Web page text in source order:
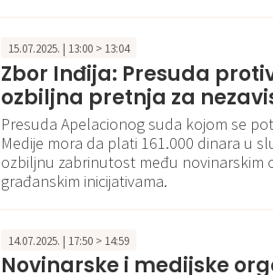
15.07.2025. | 13:00 > 13:04
Zbor Inđija: Presuda
ozbiljna pretnja za
Presuda Apelacionog suda kojom se
Medije mora da plati 161.000 dinara u
ozbiljnu zabrinutost među novinarskim
građanskim inicijativama.
14.07.2025. | 17:50 > 14:59
Novinarske i medijske